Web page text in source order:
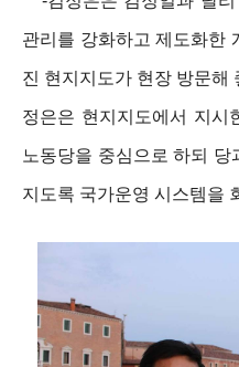
관리를 강화하고 제도화한
진 현지지도가 현장 방문해
정은은 현지지도에서 지시
노동당을 중심으로 하되 당
지도록 국가운영 시스템을